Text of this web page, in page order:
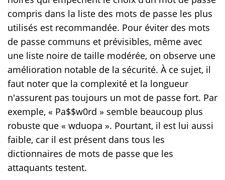
compris dans la liste des mots de passe les plus
utilisés est recommandée. Pour éviter des mots
de passe communs et prévisibles, même avec
une liste noire de taille modérée, on observe une
amélioration notable de la sécurité. À ce sujet, il
faut noter que la complexité et la longueur
n'assurent pas toujours un mot de passe fort. Par
exemple, « Pa$$w0rd » semble beaucoup plus
robuste que « wduopa ». Pourtant, il est lui aussi
faible, car il est présent dans tous les
dictionnaires de mots de passe que les
attaquants testent.